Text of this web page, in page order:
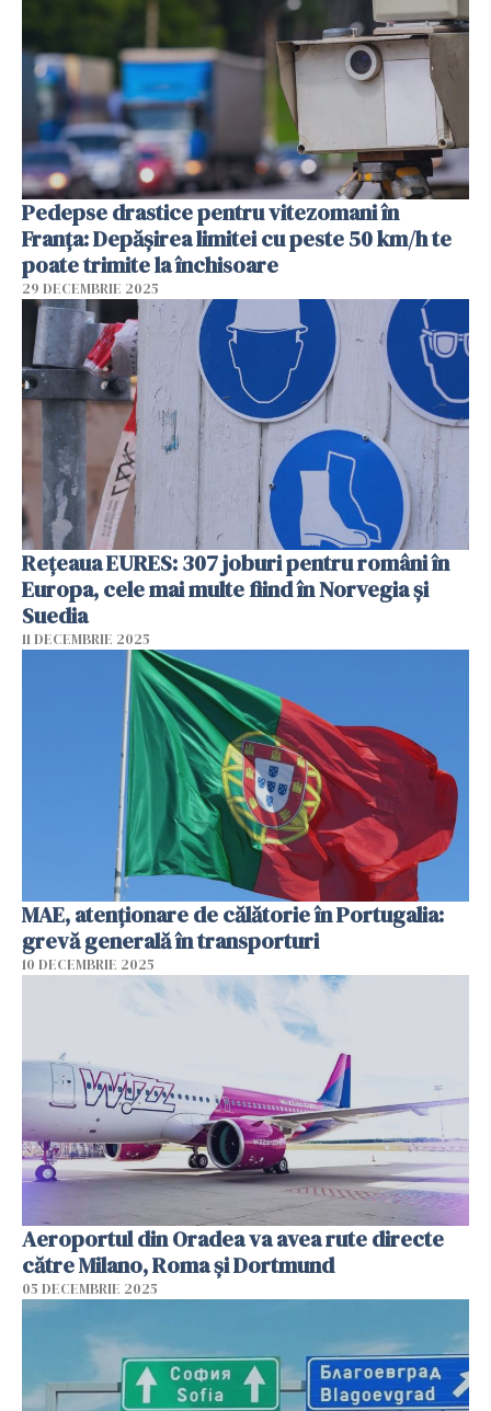
Pedepse drastice pentru vitezomani în
Franța: Depășirea limitei cu peste 50 km/h te
poate trimite la închisoare
29 DECEMBRIE 2025
Rețeaua EURES: 307 joburi pentru români în
Europa, cele mai multe fiind în Norvegia și
Suedia
11 DECEMBRIE 2025
MAE, atenţionare de călătorie în Portugalia:
grevă generală în transporturi
10 DECEMBRIE 2025
Aeroportul din Oradea va avea rute directe
către Milano, Roma şi Dortmund
05 DECEMBRIE 2025